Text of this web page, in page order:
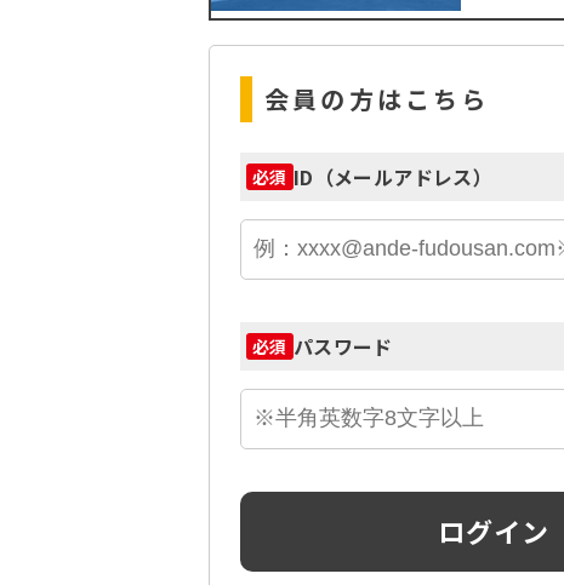
会員の方はこちら
必須 ID（メールアドレス）
必須 パスワード
ログイン